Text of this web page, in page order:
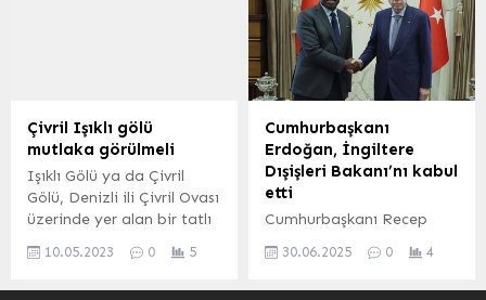
tarafından Türk hacı
adaylarına verilen
hizmetleri incelemek üzere
2024 Hac
Organizasyonu’nda görev
alan ekip başkanlarını
ziyaret etti. Başkan...
bölgede yaşanan vahşetin
geldiği boyutu aktardı.
Rüstem PEHLİVANLAR –
Oğuzhan Osman BİLGİN
– Herkes Duysun BURSA
(İGFA) – Filistin-İsrail
savaşında İsrail işgal
güçlerinin mazlum Filistinli
sivillere uyguladığı
gün artıyor. Filistin’de...
Çivril Işıklı gölü
mutlaka görülmeli
Işıklı Gölü ya da Çivril
Gölü, Denizli ili Çivril Ovası
üzerinde yer alan bir tatlı
Menderes irmağı Işıklı
10.05.2023 0 5
Cumhurbaşkanı
Erdoğan, İngiltere
Dışişleri Bakanı’nı kabul
etti
Cumhurbaşkanı Recep
ziyarette bulunan
30.06.2025 0 4